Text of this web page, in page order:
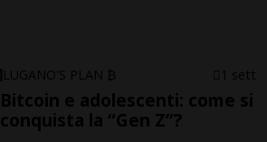
LUGANO'S PLAN ₿ 1 sett
Bitcoin e adolescenti: come si
conquista la “Gen Z”?